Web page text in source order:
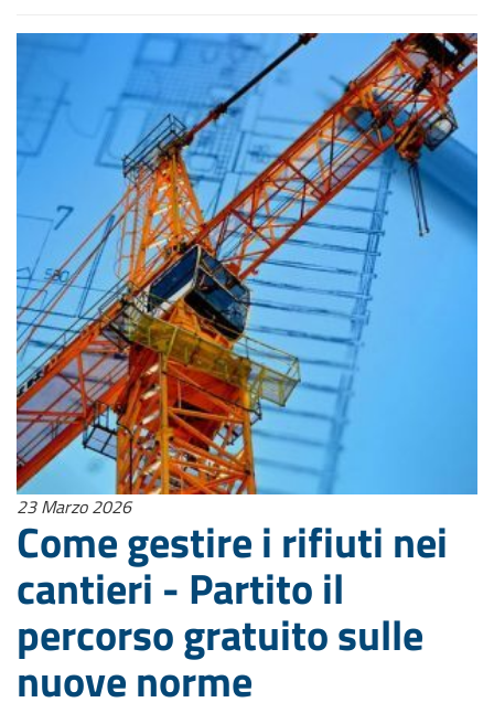
23 Marzo 2026
Come gestire i rifiuti nei
cantieri - Partito il
percorso gratuito sulle
nuove norme